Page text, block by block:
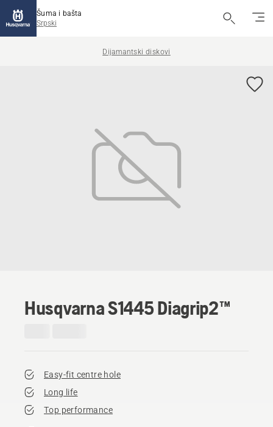
Šuma i bašta
Srpski
Dijamantski diskovi
Husqvarna S1445 Diagrip2™
Easy-fit centre hole
Long life
Top performance